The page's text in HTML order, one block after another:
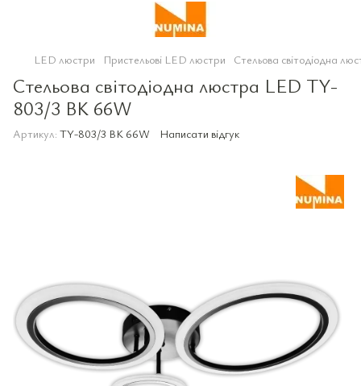
LED люстри Пристельові LED люстри Стельова світодіодна
Стельова світодіодна люстра LED TY-
803/3 BK 66W
Артикул: TY-803/3 BK 66W Написати відгук